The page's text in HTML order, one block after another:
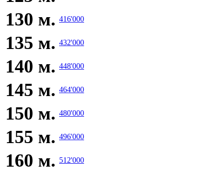
130 м. 416'000
135 м. 432'000
140 м. 448'000
145 м. 464'000
150 м. 480'000
155 м. 496'000
160 м. 512'000